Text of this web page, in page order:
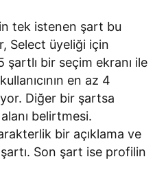
tek istenen şart bu
Select üyeliği için
şartlı bir seçim ekranı ile
en az 4
Diğer bir şartsa
belirtmesi.
bir açıklama ve
Son şart ise profilin